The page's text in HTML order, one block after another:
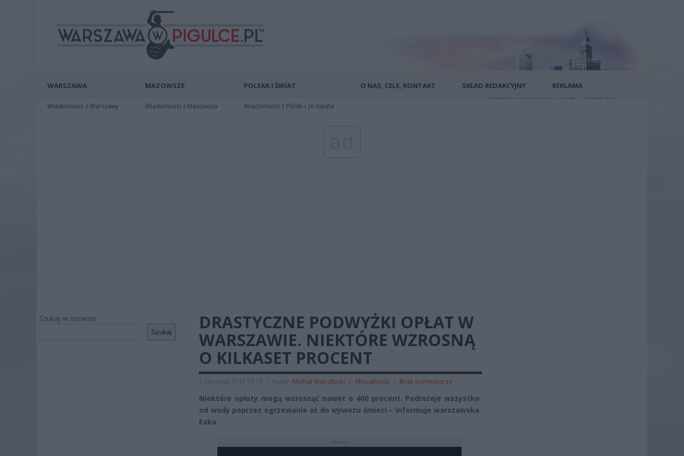
WARSZAWA
Wiadomości z Warszawy
MAZOWSZE
Wiadomości z Mazowsza
POLSKA I ŚWIAT
Wiadomości z Polski i ze świata
O NAS, CELE, KONTAKT SKŁAD REDAKCYJNY REKLAMA
Szukaj w serwisie
Szukaj
DRASTYCZNE PODWYŻKI OPŁAT W
WARSZAWIE. NIEKTÓRE WZROSNĄ
O KILKASET PROCENT
3 stycznia 2017 19:13 | Autor: Michał Wierzbicki | Aktualności | Brak komentarzy
Niektóre opłaty mogą wzrosnąć nawet o 400 procent. Podrożeje wszystko
od wody poprzez ogrzewanie aż do wywozu śmieci – informuje warszawska
Eska.